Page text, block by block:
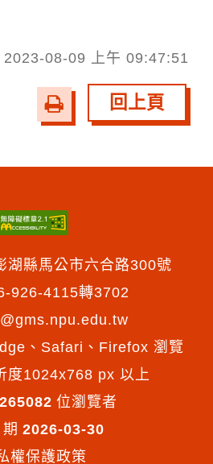
2023-08-09 上午 09:47:51
友
善
印
回上頁
湖縣馬公市六合路300號
926-4115轉3702
、Safari、Firefox 瀏覽
度1024x768 px 以上
265082 位瀏覽者
2026-03-30
權保護政策